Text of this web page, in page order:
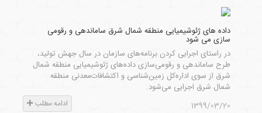
داده های ژئوشیمیایی منطقه شمال شرق ساماندهی و رقومی
سازی می شود
در راستای اجرایی کردن برنامه‌های سازمان در سال جهش تولید،
طرح ساماندهی و رقومی‌سازی داده‌های ژئوشیمیایی منطقه شمال
شرق از سوی اداره‌کل زمین‌شناسی و اکتشافات‌معدنی منطقه
شمال شرق اجرایی می‌شود.
1399/03/20
ادامه مطلب